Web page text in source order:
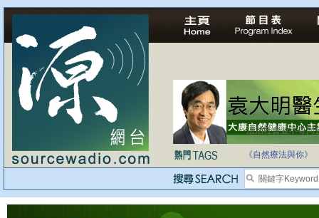
法治社會並不等同
《自然療法與你》